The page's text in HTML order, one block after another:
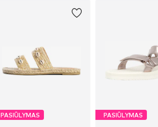
PASIŪLYMAS PASIŪLYMAS